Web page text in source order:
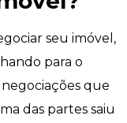
seu imóvel,
para o
que
das partes saiu